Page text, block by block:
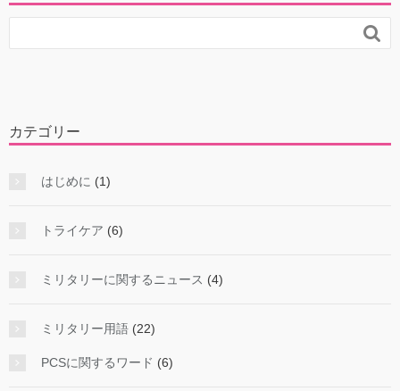

カテゴリー
はじめに (1)
トライケア (6)
ミリタリーに関するニュース (4)
ミリタリー用語 (22)
PCSに関するワード (6)